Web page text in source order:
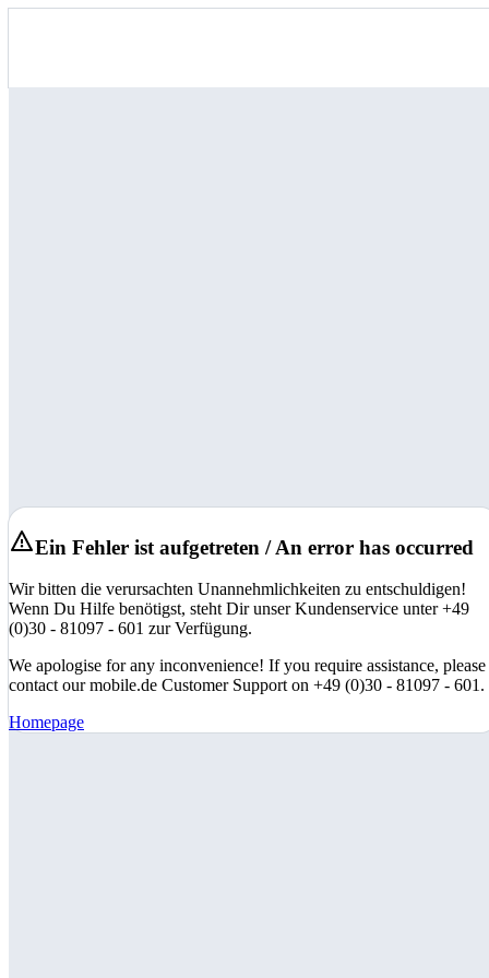
Ein Fehler ist aufgetreten / An error has occurred
Wir bitten die verursachten Unannehmlichkeiten zu entschuldigen!
Wenn Du Hilfe benötigst, steht Dir unser Kundenservice unter +49
(0)30 - 81097 - 601 zur Verfügung.
We apologise for any inconvenience! If you require assistance, please
contact our mobile.de Customer Support on +49 (0)30 - 81097 - 601.
Homepage